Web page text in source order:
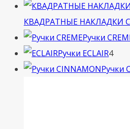
КВАДРАТНЫЕ НАКЛАДКИ
Ручки
Ручки ECLAIR44
Ручки